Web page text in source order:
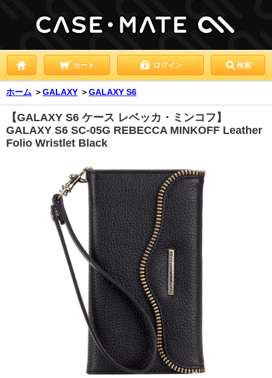
カート ログイン 検索
ホーム ＞GALAXY ＞GALAXY S6
【GALAXY S6 ケース レベッカ・ミンコフ】
GALAXY S6 SC-05G REBECCA MINKOFF Leather
Folio Wristlet Black